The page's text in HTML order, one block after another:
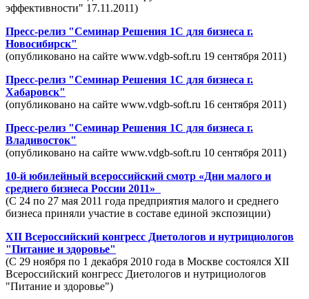
эффективности" 17.11.2011)
Пресс-релиз "Семинар Решения 1С для бизнеса г.
Новосибирск"
(опубликовано на сайте www.vdgb-soft.ru 19 сентября 2011)
Пресс-релиз "Семинар Решения 1С для бизнеса г.
Хабаровск"
(опубликовано на сайте www.vdgb-soft.ru 16 сентября 2011)
Пресс-релиз "Семинар Решения 1С для бизнеса г.
Владивосток"
(опубликовано на сайте www.vdgb-soft.ru 10 сентября 2011)
10-й юбилейный всероссийский смотр «Дни малого и
среднего бизнеса России 2011»
(С 24 по 27 мая 2011 года предприятия малого и среднего
бизнеса приняли участие в составе единой экспозиции)
XII Всероссийский конгресс Диетологов и нутрициологов
"Питание и здоровье"
(С 29 ноября по 1 декабря 2010 года в Москве состоялся XII
Всероссийский конгресс Диетологов и нутрициологов
"Питание и здоровье")